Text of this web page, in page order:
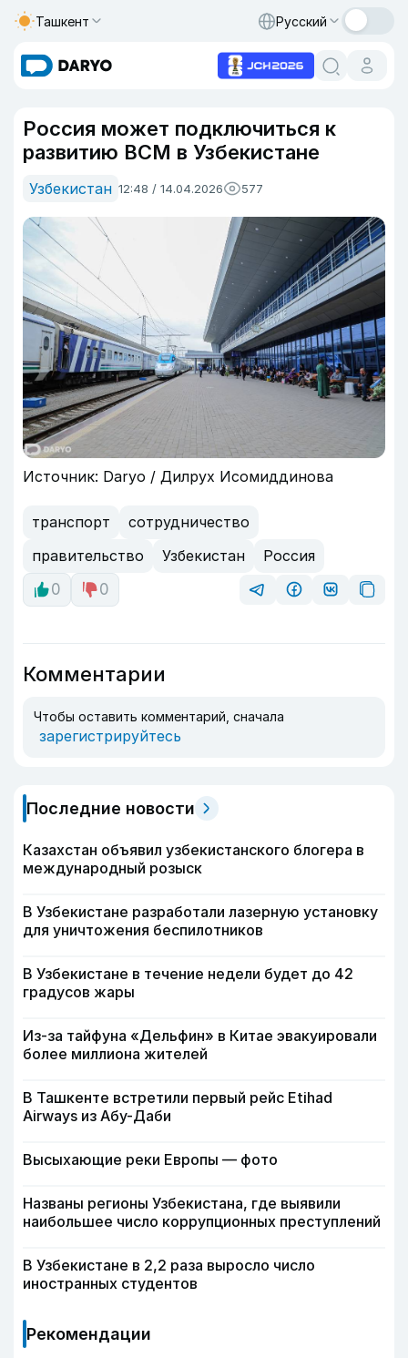
Ташкент Русский
Россия может подключиться к
развитию ВСМ в Узбекистане
Узбекистан 12:48 / 14.04.2026 577
Источник: Daryo / Дилрух Исомиддинова
транспорт
сотрудничество
правительство
Узбекистан
Россия
0
0
Комментарии
Чтобы оставить комментарий, сначала
зарегистрируйтесь
Последние новости
Казахстан объявил узбекистанского блогера в
международный розыск
В Узбекистане разработали лазерную установку
для уничтожения беспилотников
В Узбекистане в течение недели будет до 42
градусов жары
Из-за тайфуна «Дельфин» в Китае эвакуировали
более миллиона жителей
В Ташкенте встретили первый рейс Etihad
Airways из Абу-Даби
Высыхающие реки Европы — фото
Названы регионы Узбекистана, где выявили
наибольшее число коррупционных преступлений
В Узбекистане в 2,2 раза выросло число
иностранных студентов
Рекомендации